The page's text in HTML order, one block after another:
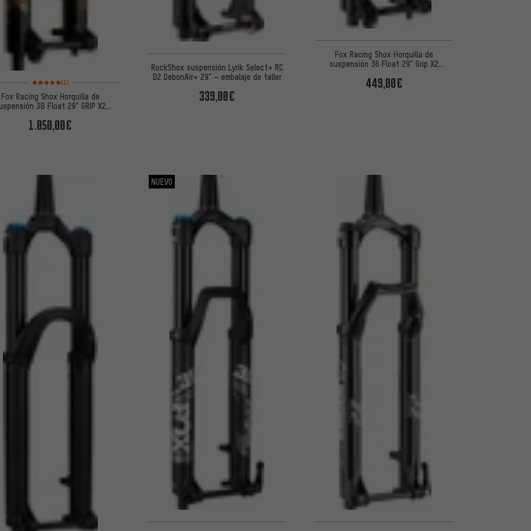
Valoración media: 5 de 5 basada en 1 reseñas
(1)
Fox Racing Shox Horquilla de
38 Float 29" GRIP X2
1.050,00€
RockShox suspensión Lyrik Select+ RC
D2 DebonAir+ 29" – embalaje de taller
339,00€
Fox Racing Shox Horquilla de
suspensión 36 Float 29" Grip X2
449,00€
NUEVO